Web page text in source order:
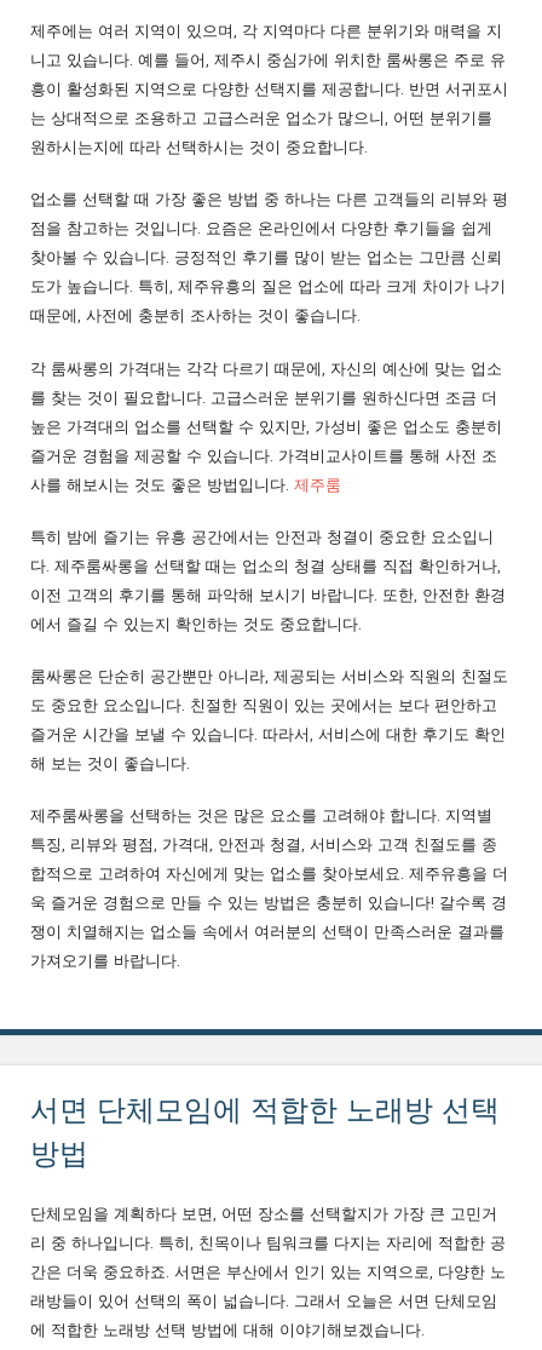
제주에는 여러 지역이 있으며, 각 지역마다 다른 분위기와 매력을 지
니고 있습니다. 예를 들어, 제주시 중심가에 위치한 룸싸롱은 주로 유
흥이 활성화된 지역으로 다양한 선택지를 제공합니다. 반면 서귀포시
는 상대적으로 조용하고 고급스러운 업소가 많으니, 어떤 분위기를
원하시는지에 따라 선택하시는 것이 중요합니다.
업소를 선택할 때 가장 좋은 방법 중 하나는 다른 고객들의 리뷰와 평
점을 참고하는 것입니다. 요즘은 온라인에서 다양한 후기들을 쉽게
찾아볼 수 있습니다. 긍정적인 후기를 많이 받는 업소는 그만큼 신뢰
도가 높습니다. 특히, 제주유흥의 질은 업소에 따라 크게 차이가 나기
때문에, 사전에 충분히 조사하는 것이 좋습니다.
각 룸싸롱의 가격대는 각각 다르기 때문에, 자신의 예산에 맞는 업소
를 찾는 것이 필요합니다. 고급스러운 분위기를 원하신다면 조금 더
높은 가격대의 업소를 선택할 수 있지만, 가성비 좋은 업소도 충분히
즐거운 경험을 제공할 수 있습니다. 가격비교사이트를 통해 사전 조
사를 해보시는 것도 좋은 방법입니다. 제주룸
특히 밤에 즐기는 유흥 공간에서는 안전과 청결이 중요한 요소입니
다. 제주룸싸롱을 선택할 때는 업소의 청결 상태를 직접 확인하거나,
이전 고객의 후기를 통해 파악해 보시기 바랍니다. 또한, 안전한 환경
에서 즐길 수 있는지 확인하는 것도 중요합니다.
룸싸롱은 단순히 공간뿐만 아니라, 제공되는 서비스와 직원의 친절도
도 중요한 요소입니다. 친절한 직원이 있는 곳에서는 보다 편안하고
즐거운 시간을 보낼 수 있습니다. 따라서, 서비스에 대한 후기도 확인
해 보는 것이 좋습니다.
제주룸싸롱을 선택하는 것은 많은 요소를 고려해야 합니다. 지역별
특징, 리뷰와 평점, 가격대, 안전과 청결, 서비스와 고객 친절도를 종
합적으로 고려하여 자신에게 맞는 업소를 찾아보세요. 제주유흥을 더
욱 즐거운 경험으로 만들 수 있는 방법은 충분히 있습니다! 갈수록 경
쟁이 치열해지는 업소들 속에서 여러분의 선택이 만족스러운 결과를
가져오기를 바랍니다.
서면 단체모임에 적합한 노래방 선택
방법
단체모임을 계획하다 보면, 어떤 장소를 선택할지가 가장 큰 고민거
리 중 하나입니다. 특히, 친목이나 팀워크를 다지는 자리에 적합한 공
간은 더욱 중요하죠. 서면은 부산에서 인기 있는 지역으로, 다양한 노
래방들이 있어 선택의 폭이 넓습니다. 그래서 오늘은 서면 단체모임
에 적합한 노래방 선택 방법에 대해 이야기해보겠습니다.